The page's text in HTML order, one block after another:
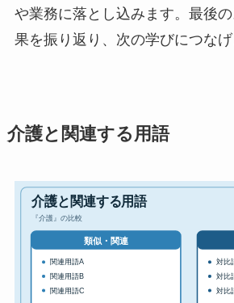
や業務に落とし込みます。最後
果を振り返り、次の学びにつなげ
介護と関連する用語